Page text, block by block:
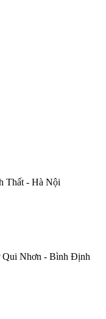
Thất - Hà Nội
Qui Nhơn - Bình Định